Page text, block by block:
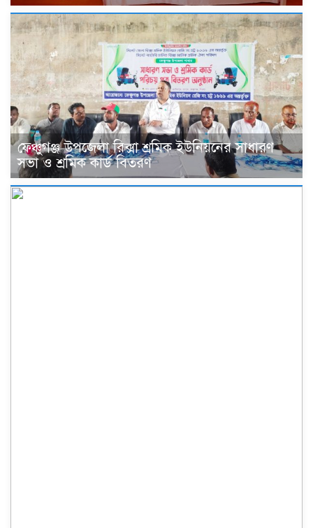
ফেঞ্চুগঞ্জ উপজেলা রিক্সা শ্রমিক ইউনিয়নের সাধারণ
সভা ও শ্রমিক কার্ড বিতরণ